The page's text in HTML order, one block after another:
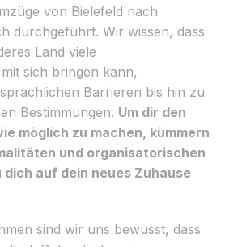
von Bielefeld nach
durchgeführt. Wir wissen, dass
Land viele
sich bringen kann,
Barrieren bis hin zu
Bestimmungen. Um dir den
möglich zu machen, kümmern
und organisatorischen
auf dein neues Zuhause
sind wir uns bewusst, dass